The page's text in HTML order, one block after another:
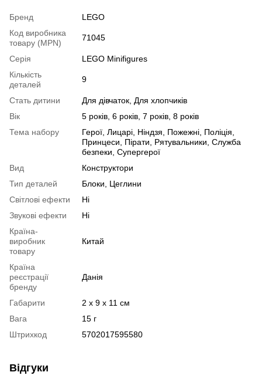
Бренд
LEGO
Код виробника
товару (MPN)
71045
Серія
LEGO Minifigures
Кількість
деталей
9
Стать дитини
Для дівчаток, Для хлопчиків
Вік
5 років, 6 років, 7 років, 8 років
Тема набору
Герої, Лицарі, Ніндзя, Пожежні, Поліція,
Принцеси, Пірати, Рятувальники, Служба
безпеки, Супергерої
Вид
Конструктори
Тип деталей
Блоки, Цеглини
Світлові ефекти
Ні
Звукові ефекти
Ні
Країна-
виробник
товару
Китай
Країна
реєстрації
бренду
Данія
Габарити
2 x 9 x 11 см
Вага
15 г
Штрихкод
5702017595580
Відгуки